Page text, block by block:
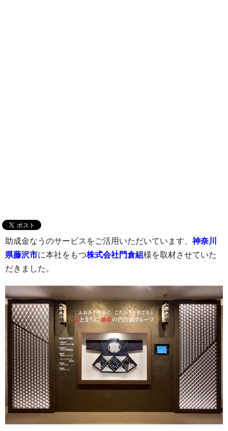
助成金なうのサービスをご活用いただいています、神奈川
県藤沢市に本社をもつ株式会社門倉組様を取材させていた
だきました。